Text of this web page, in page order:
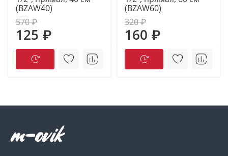
(BZAW40)
570 ₽
125 ₽
(BZAW60)
320 ₽
160 ₽